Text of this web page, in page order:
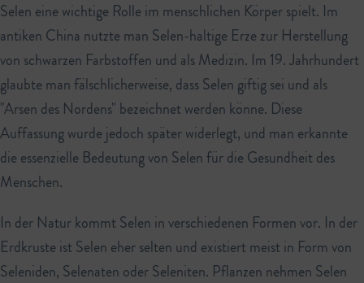
Selen eine wichtige Rolle im menschlichen Körper spielt. Im
antiken China nutzte man Selen-haltige Erze zur Herstellung
von schwarzen Farbstoffen und als Medizin. Im 19. Jahrhundert
glaubte man fälschlicherweise, dass Selen giftig sei und als
"Arsen des Nordens" bezeichnet werden könne. Diese
Auffassung wurde jedoch später widerlegt, und man erkannte
die essenzielle Bedeutung von Selen für die Gesundheit des
Menschen.
In der Natur kommt Selen in verschiedenen Formen vor. In der
Erdkruste ist Selen eher selten und existiert meist in Form von
Seleniden, Selenaten oder Seleniten. Pflanzen nehmen Selen